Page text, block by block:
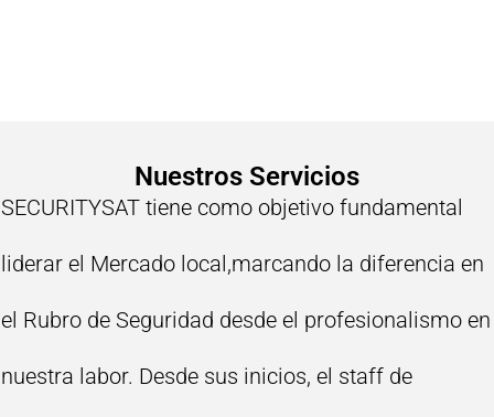
Nuestros Servicios
SECURITYSAT tiene como objetivo fundamental
liderar el Mercado local,marcando la diferencia en
el Rubro de Seguridad desde el profesionalismo en
nuestra labor. Desde sus inicios, el staff de